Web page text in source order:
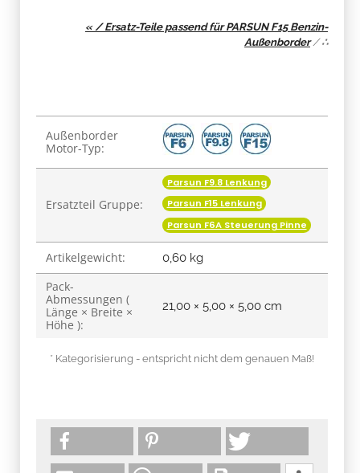
« / Ersatz-Teile passend für PARSUN F15 Benzin-
Außenborder/∴
Produkteigenschaft
Wert
Außenborder
Motor-Typ:
Ersatzteil Gruppe:
Parsun F9.8 Lenkung
Parsun F15 Lenkung
Parsun F6A Steuerung Pinne
Artikelgewicht: 0,60 kg
Pack-
Abmessungen (
Länge × Breite ×
Höhe ):
21,00 × 5,00 × 5,00 cm
* Kategorisierung - entspricht nicht dem genauen Maß!